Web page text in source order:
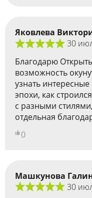
Яковлева
30
Благодарю
возможность
узнать
эпохи, как
с разными
отдельная
0
Машкунова
30